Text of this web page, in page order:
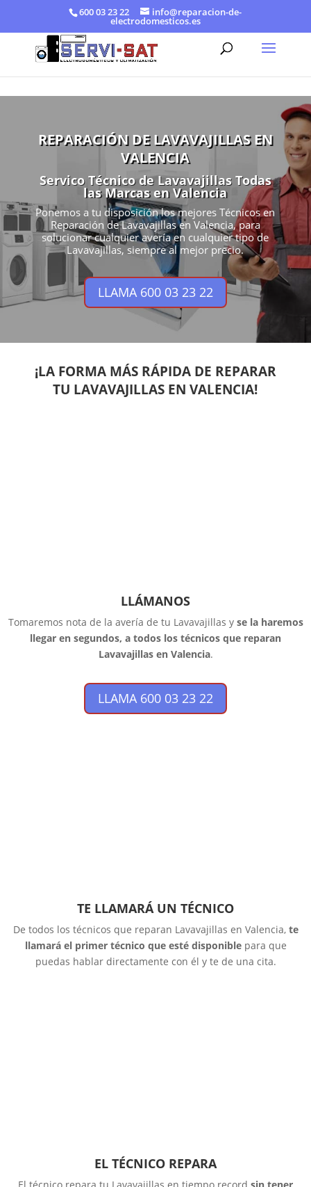
600 03 23 22 info@reparacion-de-
electrodomesticos.es
REPARACIÓN DE LAVAVAJILLAS EN
VALENCIA
Servico Técnico de Lavavajillas Todas
las Marcas en Valencia
Ponemos a tu disposición los mejores Técnicos en
Reparación de Lavavajillas en Valencia, para
solucionar cualquier avería en cualquier tipo de
Lavavajillas, siempre al mejor precio.
LLAMA 600 03 23 22
¡LA FORMA MÁS RÁPIDA DE REPARAR
TU LAVAVAJILLAS EN VALENCIA!
LLÁMANOS
Tomaremos nota de la avería de tu Lavavajillas y se la haremos
llegar en segundos, a todos los técnicos que reparan
Lavavajillas en Valencia.
LLAMA 600 03 23 22
TE LLAMARÁ UN TÉCNICO
De todos los técnicos que reparan Lavavajillas en Valencia, te
llamará el primer técnico que esté disponiblepara que
puedas hablar directamente con él y te de una cita.
EL TÉCNICO REPARA
El técnico repara tu Lavavajillas en tiempo record sin tener